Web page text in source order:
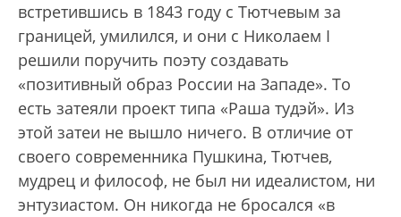
встретившись в 1843 году с Тютчевым за
границей, умилился, и они с Николаем I
решили поручить поэту создавать
«позитивный образ России на Западе». То
есть затеяли проект типа «Раша тудэй». Из
этой затеи не вышло ничего. В отличие от
своего современника Пушкина, Тютчев,
мудрец и философ, не был ни идеалистом, ни
энтузиастом. Он никогда не бросался «в